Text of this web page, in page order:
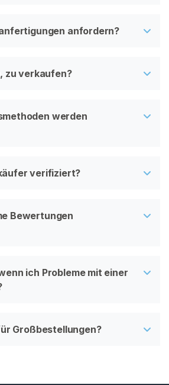
anfordern?
zu verkaufen?
werden
verifiziert?
Bewertungen
ich Probleme mit einer
Großbestellungen?